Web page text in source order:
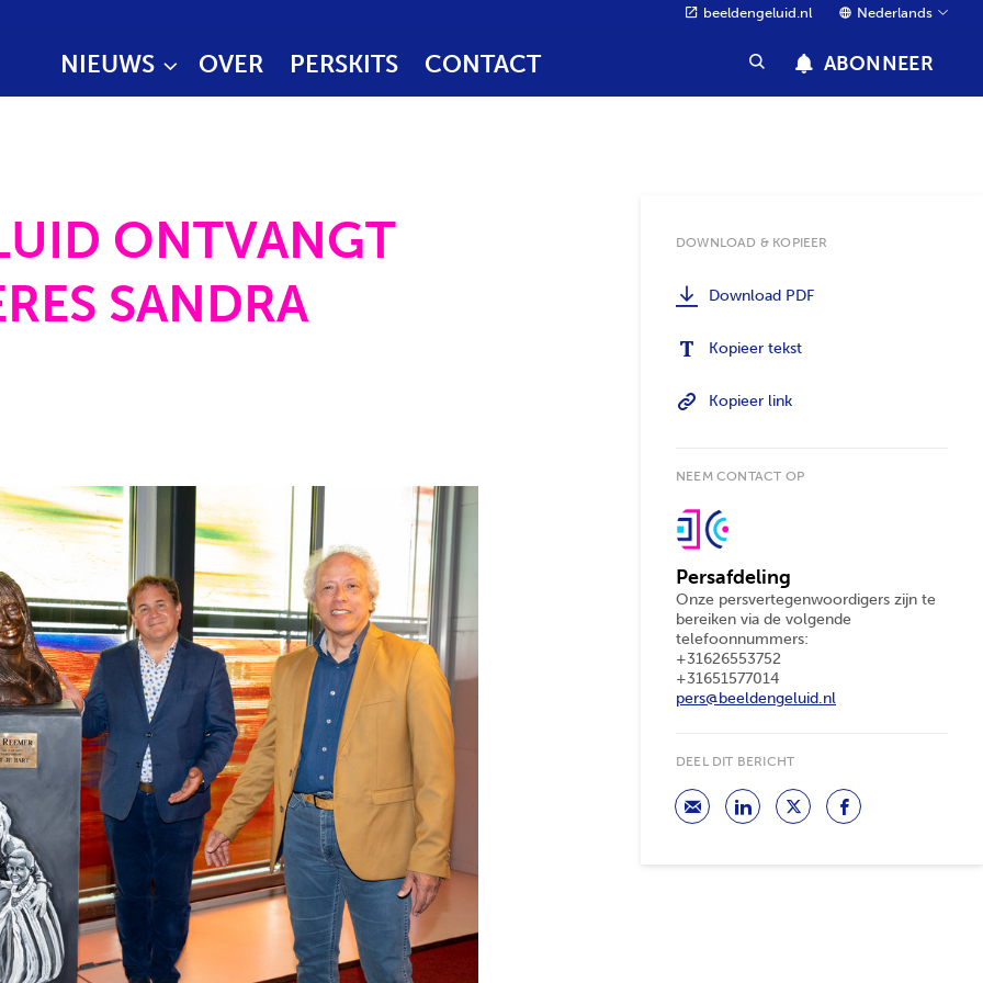
beeldengeluid.nl Nederlands
NIEUWS OVER PERSKITS CONTACT ABONNEER
ONTVANGT
SANDRA
DOWNLOAD & KOPIEER
Download PDF
Kopieer tekst
Kopieer link
NEEM CONTACT OP
Persafdeling
Onze persvertegenwoordigers zijn te
bereiken via de volgende
telefoonnummers:
+31626553752
+31651577014
pers@beeldengeluid.nl
DEEL DIT BERICHT